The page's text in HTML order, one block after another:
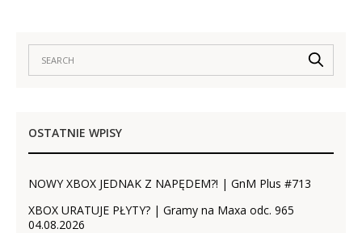
OSTATNIE WPISY
NOWY XBOX JEDNAK Z NAPĘDEM?! | GnM Plus #713
XBOX URATUJE PŁYTY? | Gramy na Maxa odc. 965
04.08.2026